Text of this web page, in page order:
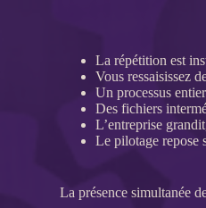
La répétition est
Vous ressaisissez
Unprocessus
Des fichiers
L’entreprise
Lepilotage repose
La présence simultanée